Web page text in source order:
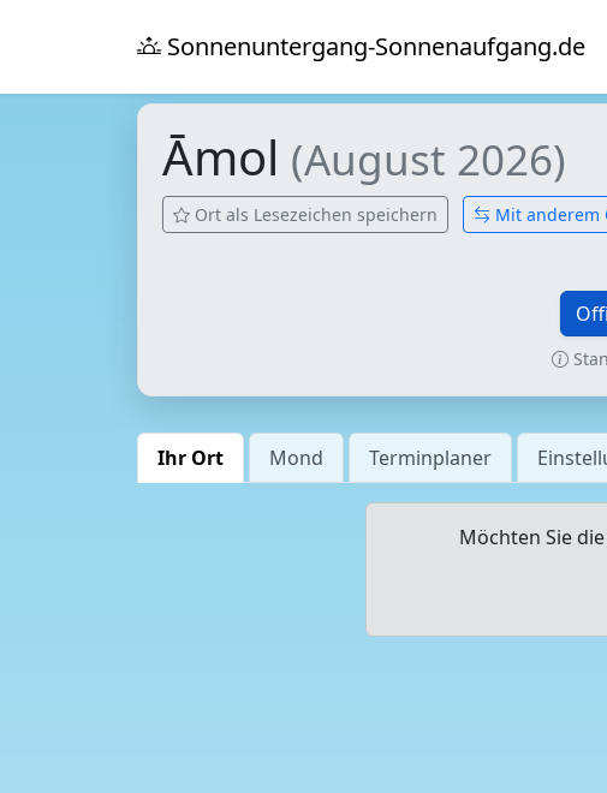
Sonnenuntergang-Sonnenaufgang.de
Āmol (August 2026)
Ort als Lesezeichen speichern Mit anderem
Ihr Ort Mond Terminplaner
Möchten Sie